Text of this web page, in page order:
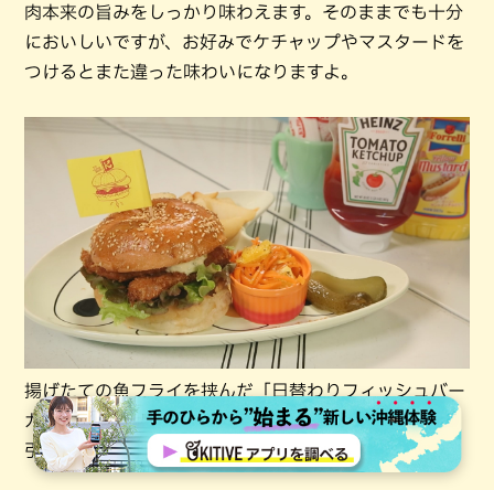
肉本来の旨みをしっかり味わえます。そのままでも十分
においしいですが、お好みでケチャップやマスタードを
つけるとまた違った味わいになりますよ。
揚げたての魚フライを挟んだ「日替わりフィッシュバー
ガー」も絶品。自家製のタルタルソースがフライの味を
引き立てます。